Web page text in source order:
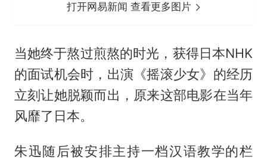
打开网易新闻 查看更多图片
当她终于熬过煎熬的时光，获得日本NHK
的面试机会时，出演《摇滚少女》的经历
立刻让她脱颖而出，原来这部电影在当年
风靡了日本。
朱迅随后被安排主持一档汉语教学的栏